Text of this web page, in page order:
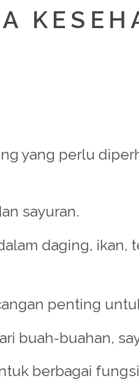
yang perlu
sayuran.
daging, ikan,
penting
buah-buahan,
berbagai